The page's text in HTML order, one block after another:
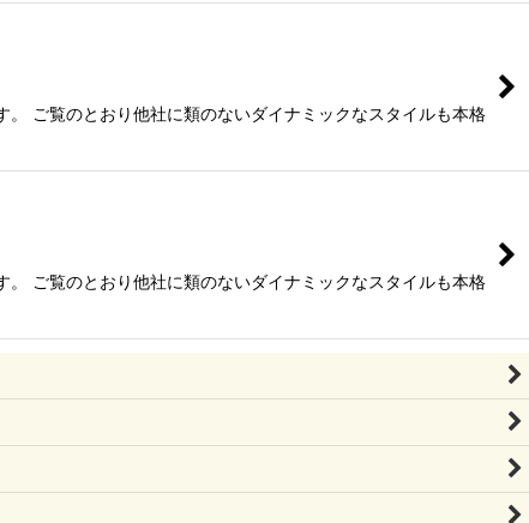
ご覧のとおり他社に類のないダイナミックなスタイルも本格
ご覧のとおり他社に類のないダイナミックなスタイルも本格